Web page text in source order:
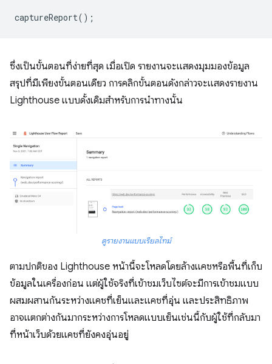
captureReport();
ซึ่งเป็นขั้นตอนที่ง่ายที่สุด เมื่อเปิด รายงานจะแสดงมุมมองข้อมูล
สรุปที่มีเพียงขั้นตอนเดียว การคลิกขั้นตอนดังกล่าวจะแสดงรายงาน
Lighthouse แบบดั้งเดิมสําหรับการนําทางนั้น
ดูรายงานแบบเรียลไทม์
ตามปกติของ Lighthouse หน้านี้จะโหลดโดยล้างแคชหรือพื้นที่เก็บ
ข้อมูลในเครื่องก่อน แต่ผู้ใช้จริงที่เข้าชมเว็บไซต์จะมีการเข้าชมแบบ
ผสมผสานกันระหว่างแคชที่เย็นและแคชที่อุ่น และประสิทธิภาพ
อาจแตกต่างกันมากระหว่างการโหลดแบบเย็นเช่นนี้กับผู้ใช้ที่กลับมา
ที่หน้าเว็บด้วยแคชที่ยังคงอุ่นอยู่